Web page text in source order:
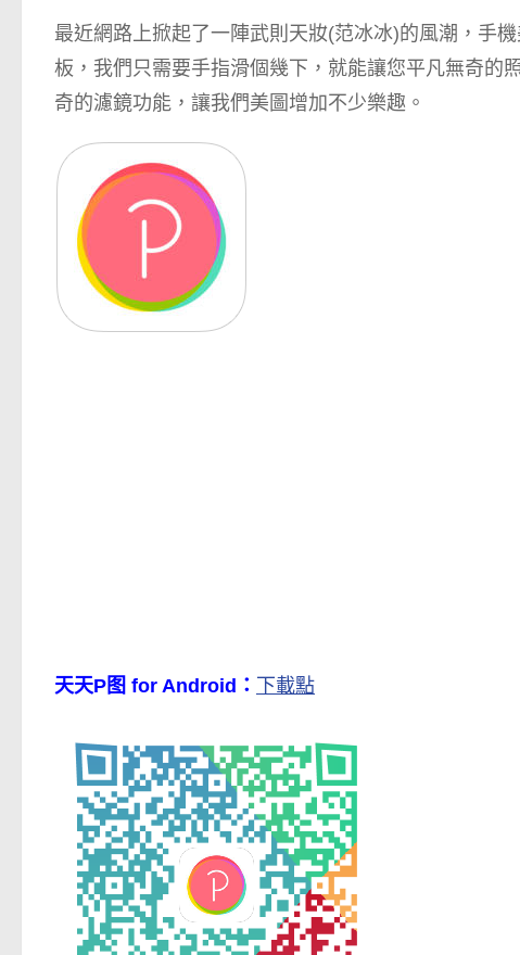
最近網路上掀起了一陣武則天妝(范冰冰)的風潮，手
板，我們只需要手指滑個幾下，就能讓您平凡無奇的
奇的濾鏡功能，讓我們美圖增加不少樂趣。
天天P图 for Android： 下載點